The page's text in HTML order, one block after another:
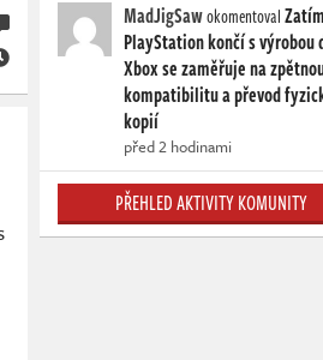
MadJigSawokomentoval
PlayStation končí s výrobou
Xbox se zaměřuje na
kompatibilitu a převod
kopií
před 2 hodinami
PŘEHLED AKTIVITY KOMUNITY